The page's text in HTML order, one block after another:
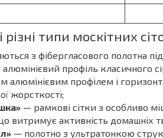
типи москітних
з фібергласового полотна
алюмінієвий профіль класичного
алюмінієвим профілем і
жорсткості;
— рамкові сітки з особливо
витримує активність домашніх
— полотно з ультратонкою